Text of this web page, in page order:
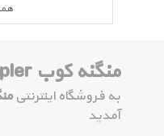
منگنه کوب Stapler
به فروشگاه اینترنتی
آمدید